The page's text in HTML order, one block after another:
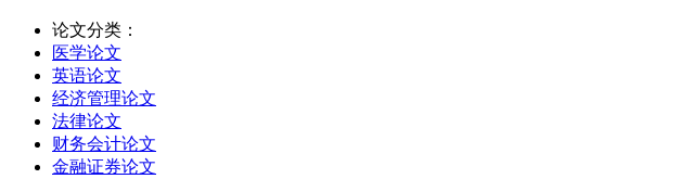
论文分类：
医学论文
英语论文
经济管理论文
法律论文
财务会计论文
金融证券论文